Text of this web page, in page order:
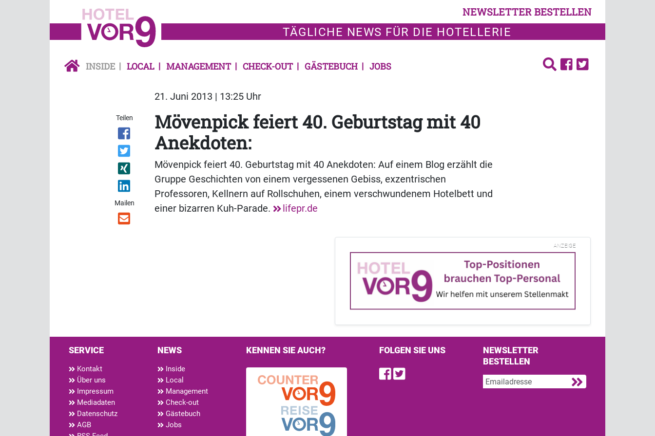
NEWSLETTER BESTELLEN
TÄGLICHE NEWS FÜR DIE HOTELLERIE
INSIDE LOCAL MANAGEMENT CHECK-OUT GÄSTEBUCH JOBS
21. Juni 2013 | 13:25 Uhr
Teilen
Mailen
Mövenpick feiert 40. Geburtstag mit 40
Anekdoten:
Mövenpick feiert 40. Geburtstag mit 40 Anekdoten: Auf einem Blog erzählt die
Gruppe Geschichten von einem vergessenen Gebiss, exzentrischen
Professoren, Kellnern auf Rollschuhen, einem verschwundenem Hotelbett und
einer bizarren Kuh-Parade.
lifepr.de
ANZEIGE
SERVICE
Kontakt
Über uns
Impressum
Mediadaten
Datenschutz
AGB
NEWS
Inside
Local
Management
Check-out
Gästebuch
Jobs
KENNEN SIE AUCH? FOLGEN SIE UNS
Find us on Facebook
Follow us on Twitter
NEWSLETTER
BESTELLEN